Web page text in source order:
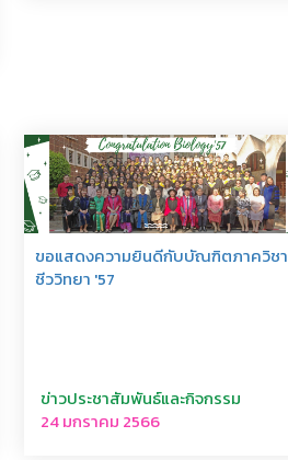
ขอแสดงความยินดีกับบัณฑิตภาควิชา
ชีววิทยา '57
ข่าวประชาสัมพันธ์และกิจกรรม
24 มกราคม 2566